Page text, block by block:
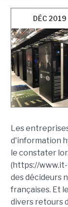
DÉC 2019
Les
d'information
le constater
(https://
des décideurs
françaises. Et
divers retours